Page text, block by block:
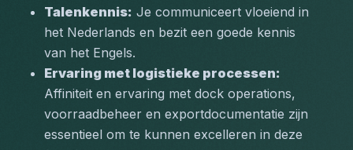
Talenkennis: Je communiceert vloeiend in
het Nederlands en bezit een goede kennis
van het Engels.
Ervaring met logistieke processen:
Affiniteit en ervaring met dock operations,
voorraadbeheer en exportdocumentatie zijn
essentieel om te kunnen excelleren in deze